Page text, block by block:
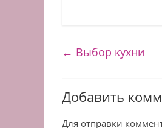
← Выбор кухни
Добавить
Для отправки